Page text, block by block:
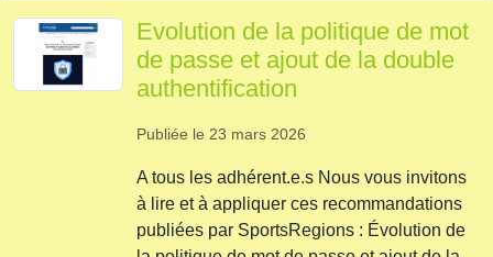
Evolution de la politique de mot
de passe et ajout de la double
authentification
Publiée le 23 mars 2026
A tous les adhérent.e.s Nous vous invitons
à lire et à appliquer ces recommandations
publiées par SportsRegions : Évolution de